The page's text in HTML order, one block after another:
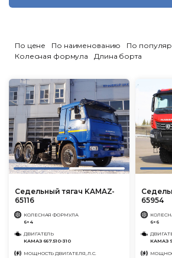
По цене По наименованию
По
Колесная формула
Длина борта
Седельный тягач KAMAZ-
65116
КОЛЕСНАЯ ФОРМУЛА
6×4
ДВИГАТЕЛЬ
КАМАЗ 667.510-310
МОЩНОСТЬ ДВИГАТЕЛЯ, Л.С.
65954
6×6
КАМАЗ